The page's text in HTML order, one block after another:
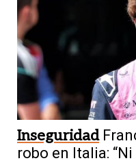
Inseguridad
robo en Italia: